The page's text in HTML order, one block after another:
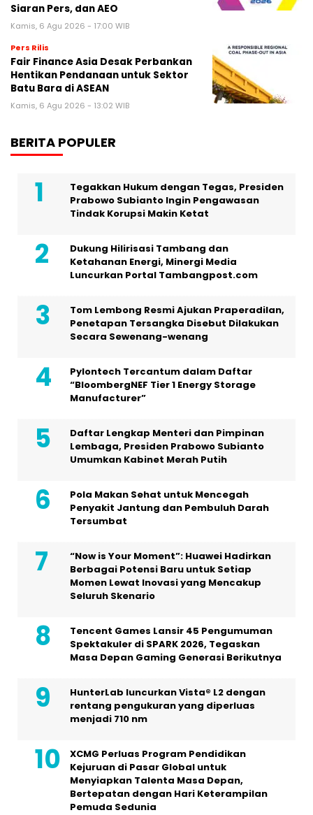
Siaran Pers, dan AEO
Kamis, 6 Agu 2026 - 17:00 WIB
Pers Rilis
Fair Finance Asia Desak Perbankan
Hentikan Pendanaan untuk Sektor
Batu Bara di ASEAN
Kamis, 6 Agu 2026 - 13:02 WIB
BERITA POPULER
Tegakkan Hukum dengan Tegas, Presiden
Prabowo Subianto Ingin Pengawasan
Tindak Korupsi Makin Ketat
Dukung Hilirisasi Tambang dan
Ketahanan Energi, Minergi Media
Luncurkan Portal Tambangpost.com
Tom Lembong Resmi Ajukan Praperadilan,
Penetapan Tersangka Disebut Dilakukan
Secara Sewenang-wenang
Pylontech Tercantum dalam Daftar
“BloombergNEF Tier 1 Energy Storage
Manufacturer”
Daftar Lengkap Menteri dan Pimpinan
Lembaga, Presiden Prabowo Subianto
Umumkan Kabinet Merah Putih
Pola Makan Sehat untuk Mencegah
Penyakit Jantung dan Pembuluh Darah
Tersumbat
“Now is Your Moment”: Huawei Hadirkan
Berbagai Potensi Baru untuk Setiap
Momen Lewat Inovasi yang Mencakup
Seluruh Skenario
Tencent Games Lansir 45 Pengumuman
Spektakuler di SPARK 2026, Tegaskan
Masa Depan Gaming Generasi Berikutnya
HunterLab luncurkan Vista® L2 dengan
rentang pengukuran yang diperluas
menjadi 710 nm
XCMG Perluas Program Pendidikan
Kejuruan di Pasar Global untuk
Menyiapkan Talenta Masa Depan,
Bertepatan dengan Hari Keterampilan
Pemuda Sedunia